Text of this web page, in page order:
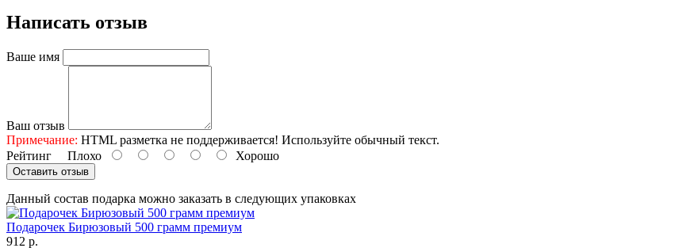
Написать отзыв
Ваше имя
Ваш отзыв
Примечание: HTML разметка не поддерживается! Используйте обычный текст.
Рейтинг Плохо Хорошо
Оставить отзыв
Данный состав подарка можно заказать в следующих упаковках
Подарочек Бирюзовый 500 грамм премиум
912 р.